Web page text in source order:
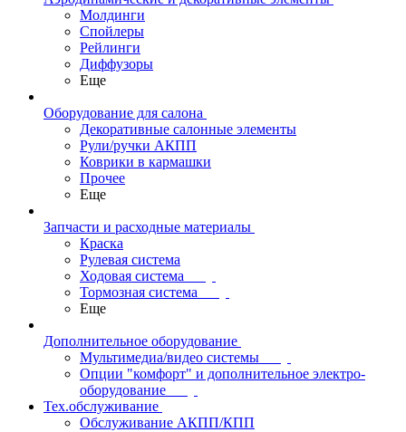
Молдинги
Спойлеры
Рейлинги
Диффузоры
Еще
Оборудование для салона
Декоративные салонные элементы
Рули/ручки АКПП
Коврики в кармашки
Прочее
Еще
Запчасти и расходные материалы
Краска
Рулевая система
Ходовая система
Тормозная система
Еще
Дополнительное оборудование
Мультимедиа/видео системы
Опции "комфорт" и дополнительное электро-
оборудование
Тех.обслуживание
Обслуживание АКПП/КПП